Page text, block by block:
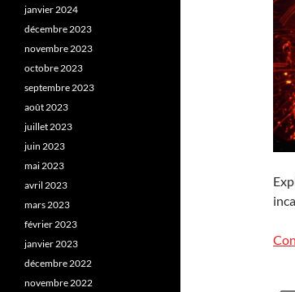
janvier 2024
décembre 2023
novembre 2023
octobre 2023
septembre 2023
août 2023
juillet 2023
juin 2023
mai 2023
avril 2023
mars 2023
février 2023
janvier 2023
décembre 2022
novembre 2022